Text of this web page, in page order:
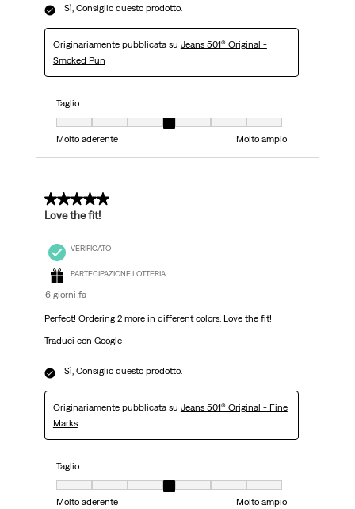
Sì, Consiglio questo prodotto.
Originariamente pubblicata su Jeans 501® Original -
Smoked Pun
Taglio
Taglio, 4 su 7, dove 1 è uguale a Molto aderente e 7 è uguale a Molto
Molto aderente
Molto ampio
5 su 5 stelle.
Love the fit!
VERIFICATO
PARTECIPAZIONE LOTTERIA
6 giorni fa
Perfect! Ordering 2 more in different colors. Love the fit!
Traduci con Google
Sì, Consiglio questo prodotto.
Originariamente pubblicata su Jeans 501® Original - Fine
Marks
Taglio
Taglio, 4 su 7, dove 1 è uguale a Molto aderente e 7 è uguale a Molto
Molto aderente
Molto ampio